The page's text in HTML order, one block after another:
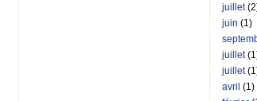
juillet
juin (1)
juillet
juillet
avril (1)